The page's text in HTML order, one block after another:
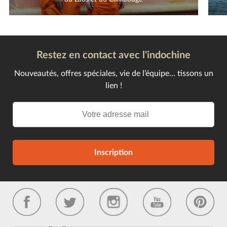
Restez en contact avec l'indochine
Nouveautés, offres spéciales, vie de l’équipe... tissons un
lien !
Inscription